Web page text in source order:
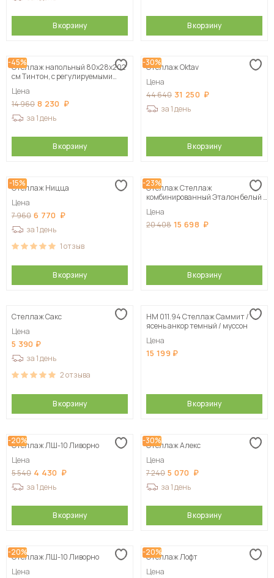
В корзину В корзину
-45%
Стеллаж напольный 80х28х202
см Тинтон, с регулируемыми
Цена
14 960 8 230
за 1 день
В корзину
-30%
Стеллаж Oktav
Цена
44 640 31 250
за 1 день
В корзину
-15%
Стеллаж Ницца
Цена
7 960 6 770
за 1 день
1отзыв
В корзину
-23%
Стеллаж Стеллаж
комбинированный Эталон белый /
Цена
20 408 15 698
В корзину
Стеллаж Сакс
Цена
5 390
за 1 день
2отзыва
В корзину
НМ 011.94 Стеллаж Саммит /
ясень анкор темный / муссон
Цена
15 199
В корзину
-20%
Стеллаж ЛШ-10 Ливорно
Цена
5 540 4 430
за 1 день
В корзину
-30%
Стеллаж Алекс
Цена
7 240 5 070
за 1 день
В корзину
-20%
Стеллаж ЛШ-10 Ливорно
Цена
-20%
Стеллаж Лофт
Цена